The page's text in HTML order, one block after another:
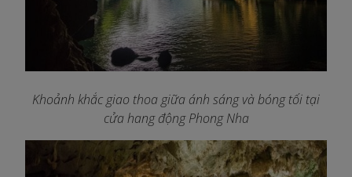
Khoảnh khắc giao thoa giữa ánh sáng và bóng tối tại
cửa hang động Phong Nha